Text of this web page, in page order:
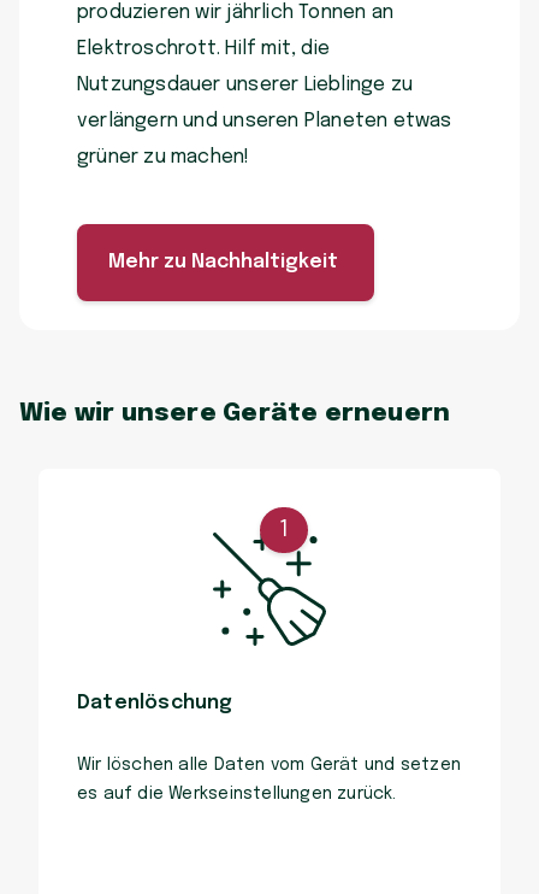
produzieren wir jährlich Tonnen an
Elektroschrott. Hilf mit, die
Nutzungsdauer unserer Lieblinge zu
verlängern und unseren Planeten etwas
grüner zu machen!
Mehr zu Nachhaltigkeit
Wie wir unsere Geräte erneuern
Datenlöschung
Wir löschen alle Daten vom Gerät und setzen
es auf die Werkseinstellungen zurück.